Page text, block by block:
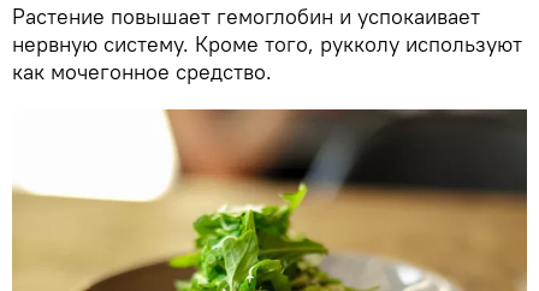
Растение повышает гемоглобин и успокаивает
нервную систему. Кроме того, рукколу используют
как мочегонное средство.